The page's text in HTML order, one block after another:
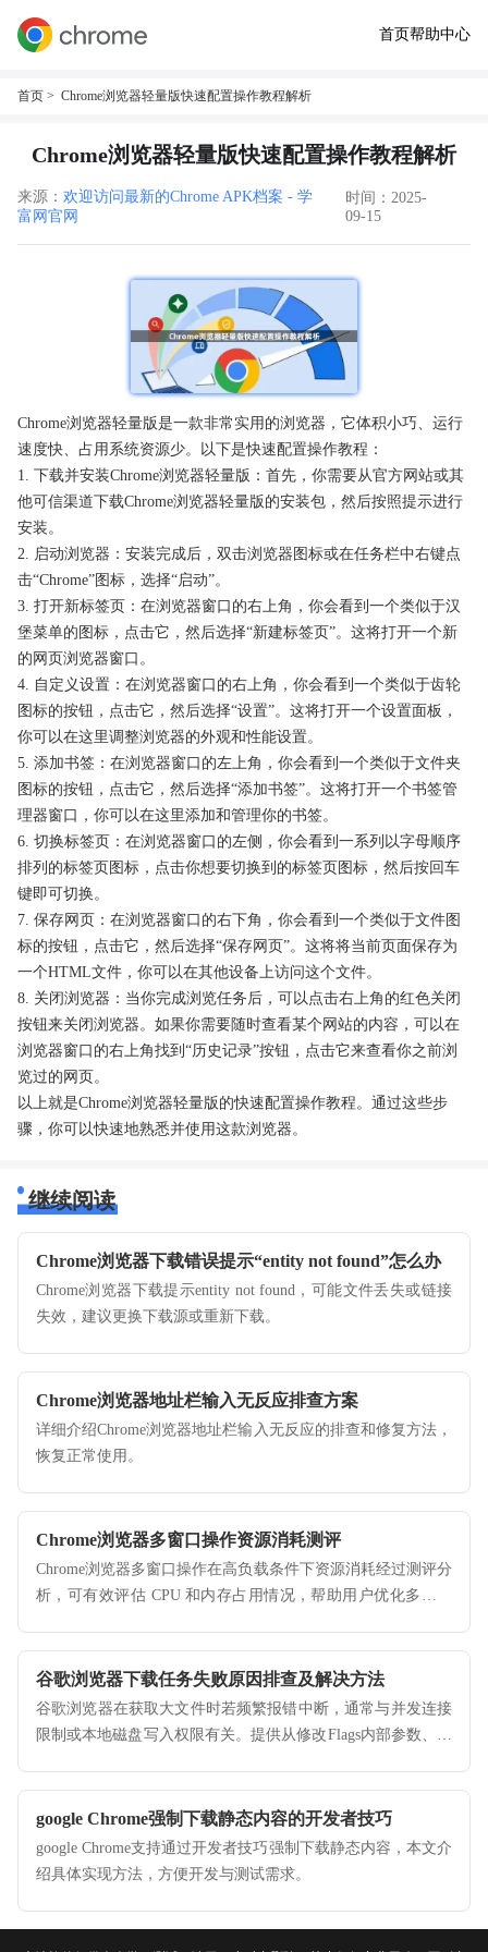
首页帮助中心
首页 > Chrome浏览器轻量版快速配置操作教程解析
Chrome浏览器轻量版快速配置操作教程解析
来源： 欢迎访问最新的Chrome APK档案 - 学
富网官网
时间：2025-
09-15
Chrome浏览器轻量版是一款非常实用的浏览器，它体积小巧、运行
速度快、占用系统资源少。以下是快速配置操作教程：
1. 下载并安装Chrome浏览器轻量版：首先，你需要从官方网站或其
他可信渠道下载Chrome浏览器轻量版的安装包，然后按照提示进行
安装。
2. 启动浏览器：安装完成后，双击浏览器图标或在任务栏中右键点
击“Chrome”图标，选择“启动”。
3. 打开新标签页：在浏览器窗口的右上角，你会看到一个类似于汉
堡菜单的图标，点击它，然后选择“新建标签页”。这将打开一个新
的网页浏览器窗口。
4. 自定义设置：在浏览器窗口的右上角，你会看到一个类似于齿轮
图标的按钮，点击它，然后选择“设置”。这将打开一个设置面板，
你可以在这里调整浏览器的外观和性能设置。
5. 添加书签：在浏览器窗口的左上角，你会看到一个类似于文件夹
图标的按钮，点击它，然后选择“添加书签”。这将打开一个书签管
理器窗口，你可以在这里添加和管理你的书签。
6. 切换标签页：在浏览器窗口的左侧，你会看到一系列以字母顺序
排列的标签页图标，点击你想要切换到的标签页图标，然后按回车
键即可切换。
7. 保存网页：在浏览器窗口的右下角，你会看到一个类似于文件图
标的按钮，点击它，然后选择“保存网页”。这将将当前页面保存为
一个HTML文件，你可以在其他设备上访问这个文件。
8. 关闭浏览器：当你完成浏览任务后，可以点击右上角的红色关闭
按钮来关闭浏览器。如果你需要随时查看某个网站的内容，可以在
浏览器窗口的右上角找到“历史记录”按钮，点击它来查看你之前浏
览过的网页。
以上就是Chrome浏览器轻量版的快速配置操作教程。通过这些步
骤，你可以快速地熟悉并使用这款浏览器。
继续阅读
Chrome浏览器下载错误提示“entity not found”怎么办
Chrome浏览器下载提示entity not found，可能文件丢失或链接
失效，建议更换下载源或重新下载。
Chrome浏览器地址栏输入无反应排查方案
详细介绍Chrome浏览器地址栏输入无反应的排查和修复方法，
恢复正常使用。
Chrome浏览器多窗口操作资源消耗测评
Chrome浏览器多窗口操作在高负载条件下资源消耗经过测评分
析，可有效评估 CPU 和内存占用情况，帮助用户优化多任务
谷歌浏览器下载任务失败原因排查及解决方法
谷歌浏览器在获取大文件时若频繁报错中断，通常与并发连接
限制或本地磁盘写入权限有关。提供从修改Flags内部参数、优
各类资源能够完整保存至本地，彻底解决下载任务失败的烦
恼。
google Chrome强制下载静态内容的开发者技巧
google Chrome支持通过开发者技巧强制下载静态内容，本文介
绍具体实现方法，方便开发与测试需求。